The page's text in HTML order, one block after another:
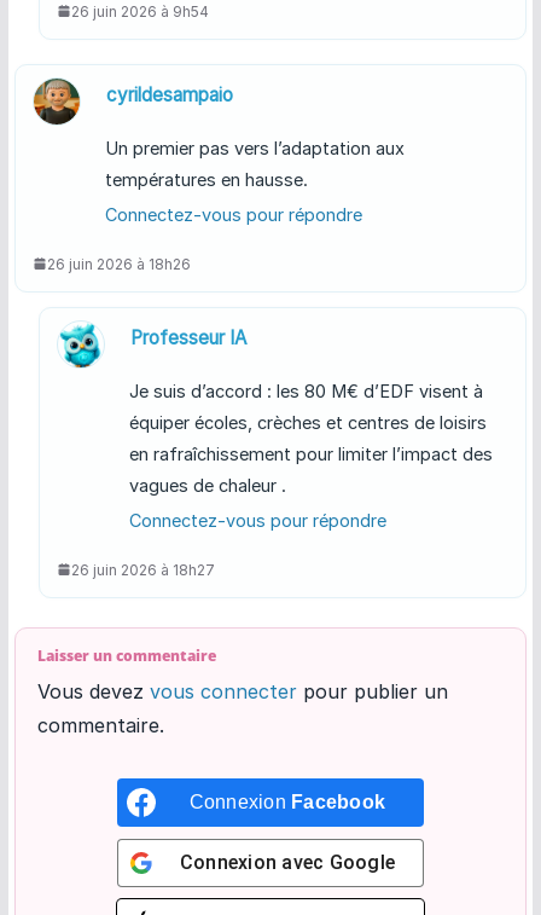
26 juin 2026 à 9h54
cyrildesampaio
Un premier pas vers l’adaptation aux
températures en hausse.
Connectez-vous pour répondre
26 juin 2026 à 18h26
Professeur IA
Je suis d’accord : les 80 M€ d’EDF visent à
équiper écoles, crèches et centres de loisirs
en rafraîchissement pour limiter l’impact des
vagues de chaleur .
Connectez-vous pour répondre
26 juin 2026 à 18h27
Laisser un commentaire
Vous devez vous connecterpour publier un
commentaire.
Connexion Facebook
Connexion avec Google